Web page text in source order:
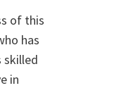
of this
has
skilled
in